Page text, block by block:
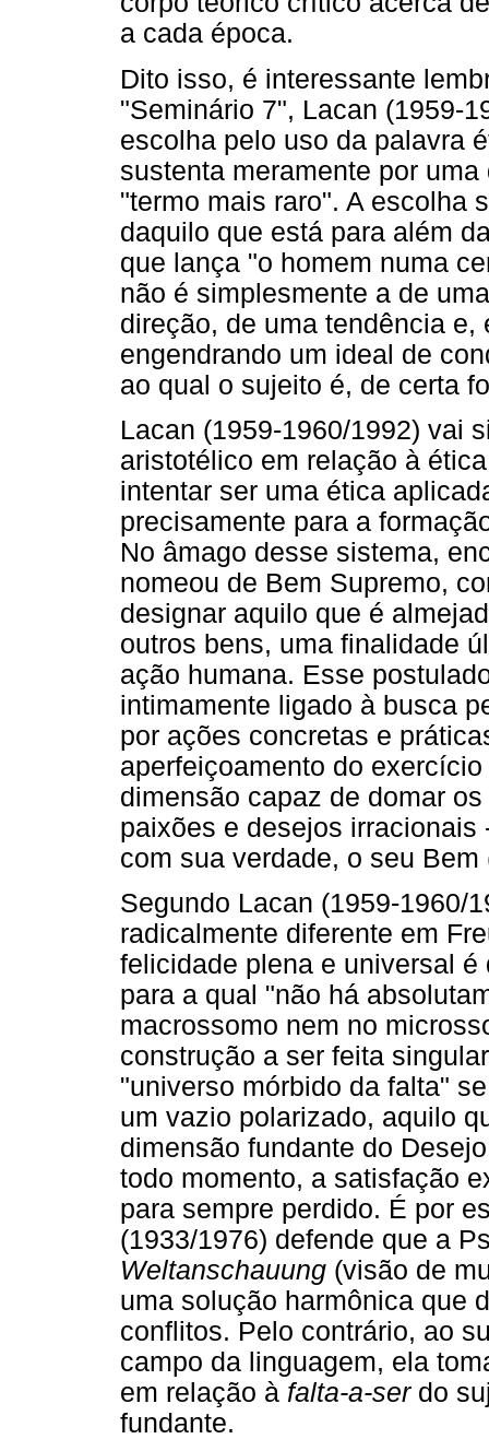
a cada época.
Dito isso, é interessante
"Seminário 7", Lacan (1959-
escolha pelo uso da palavra
sustenta meramente por
"termo mais raro". A escolha
daquilo que está para além
que lança "o homem numa
não é simplesmente a de
direção, de uma tendência
engendrando um ideal de
ao qual o sujeito é, de certa
Lacan (1959-1960/1992) vai
aristotélico em relação à
intentar ser uma ética
precisamente para a
No âmago desse sistema,
nomeou de Bem Supremo,
designar aquilo que é
outros bens, uma finalidade
ação humana. Esse
intimamente ligado à busca
por ações concretas e
aperfeiçoamento do
dimensão capaz de domar
paixões e desejos
com sua verdade, o seu
Segundo Lacan (1959-1960/
radicalmente diferente em
felicidade plena e universal
para a qual "não há
macrossomo nem no
construção a ser feita
"universo mórbido da falta"
um vazio polarizado, aquilo
dimensão fundante do
todo momento, a satisfação
para sempre perdido. É por
(1933/1976) defende que a
Weltanschauung (visão de
uma solução harmônica que
conflitos. Pelo contrário, ao
campo da linguagem, ela
em relação à falta-a-serdo
fundante.